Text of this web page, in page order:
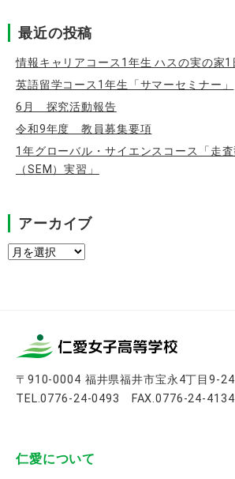
最近の投稿
情報キャリアコース1年生 ハスの実の家1
英語留学コース1年生「サマーセミナー」
6月 探究活動報告
令和9年度 教員募集要項
1年グローバル・サイエンスコース「走
（SEM）実習」
アーカイブ
ア
〒910-0004 福井県福井市宝永4丁目9-24
TEL.0776-24-0493 FAX.0776-24-4134
仁愛について